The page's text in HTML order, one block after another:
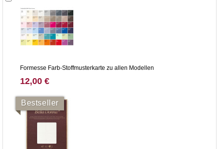
Formesse Farb-Stoffmusterkarte zu allen Modellen
12,00 €
Bestseller